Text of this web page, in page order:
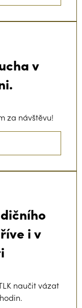
v
za návštěvu!
i v
naučit vázat